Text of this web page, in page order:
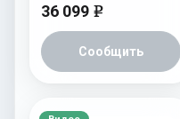
36 099 e
Сообщить